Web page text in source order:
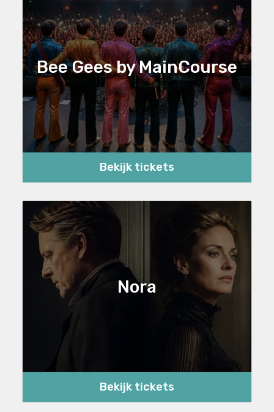
Bee Gees by MainCourse
Bekijk tickets
Nora
Bekijk tickets